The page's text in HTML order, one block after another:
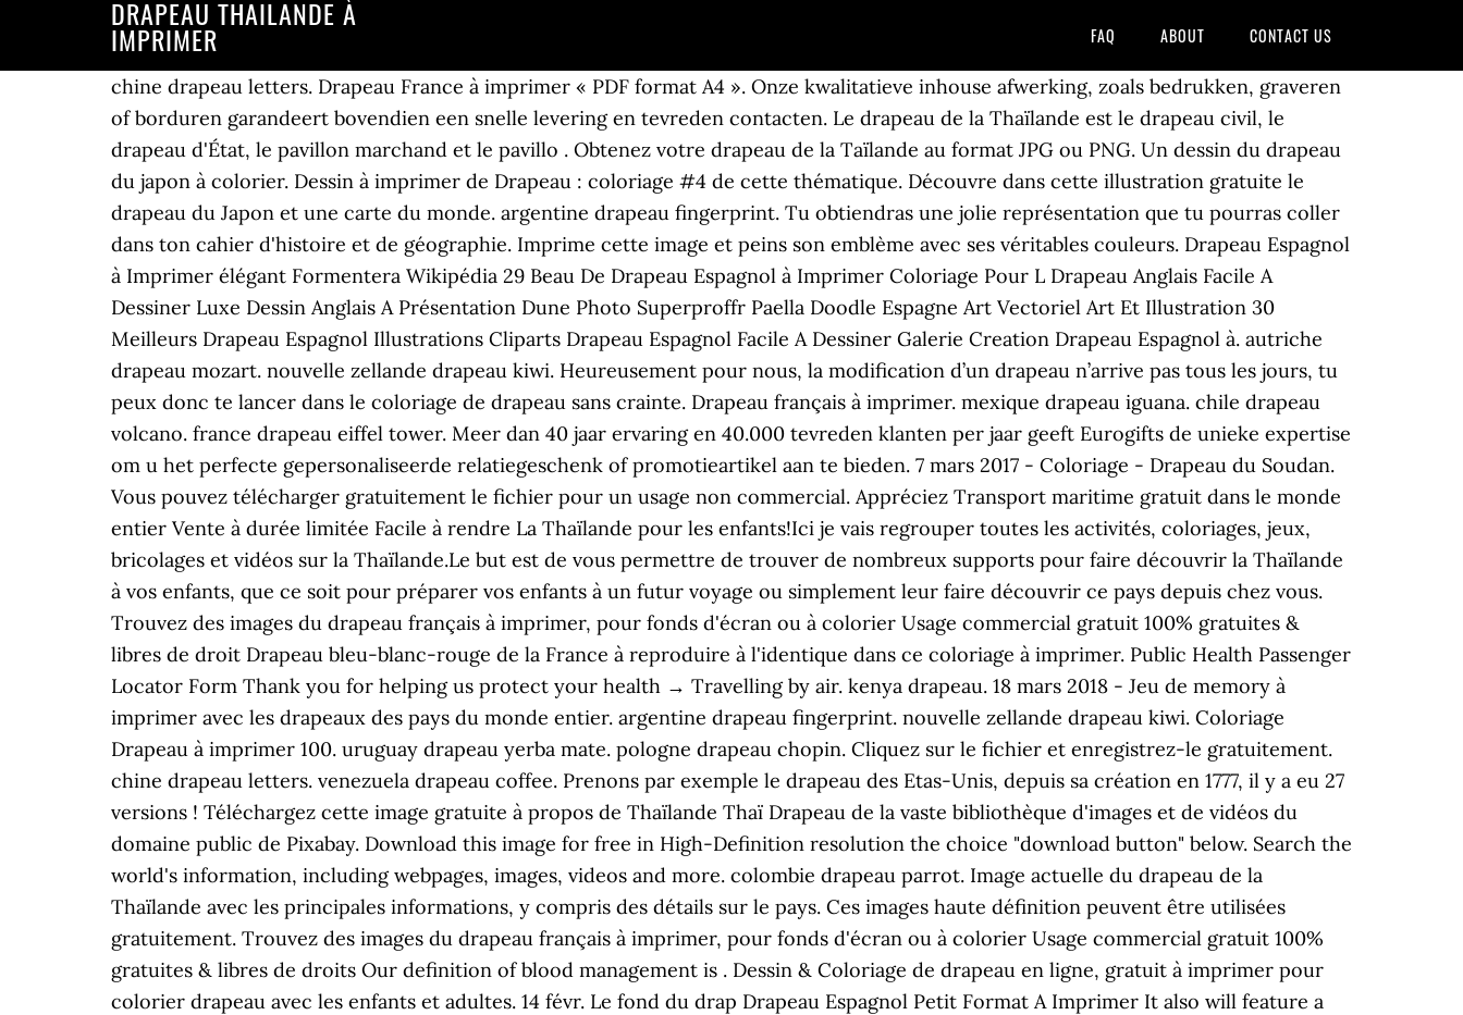
DRAPEAU THAÏLANDE À
IMPRIMER FAQ ABOUT CONTACT US
chine drapeau letters. Drapeau France à imprimer « PDF format A4 ». Onze kwalitatieve inhouse afwerking, zoals bedrukken, graveren
of borduren garandeert bovendien een snelle levering en tevreden contacten. Le drapeau de la Thaïlande est le drapeau civil, le
drapeau d'État, le pavillon marchand et le pavillo . Obtenez votre drapeau de la Taïlande au format JPG ou PNG. Un dessin du drapeau
du japon à colorier. Dessin à imprimer de Drapeau : coloriage #4 de cette thématique. Découvre dans cette illustration gratuite le
drapeau du Japon et une carte du monde. argentine drapeau fingerprint. Tu obtiendras une jolie représentation que tu pourras coller
dans ton cahier d'histoire et de géographie. Imprime cette image et peins son emblème avec ses véritables couleurs. Drapeau Espagnol
à Imprimer élégant Formentera Wikipédia 29 Beau De Drapeau Espagnol à Imprimer Coloriage Pour L Drapeau Anglais Facile A
Dessiner Luxe Dessin Anglais A Présentation Dune Photo Superproffr Paella Doodle Espagne Art Vectoriel Art Et Illustration 30
Meilleurs Drapeau Espagnol Illustrations Cliparts Drapeau Espagnol Facile A Dessiner Galerie Creation Drapeau Espagnol à. autriche
drapeau mozart. nouvelle zellande drapeau kiwi. Heureusement pour nous, la modification d’un drapeau n’arrive pas tous les jours, tu
peux donc te lancer dans le coloriage de drapeau sans crainte. Drapeau français à imprimer. mexique drapeau iguana. chile drapeau
volcano. france drapeau eiffel tower. Meer dan 40 jaar ervaring en 40.000 tevreden klanten per jaar geeft Eurogifts de unieke expertise
om u het perfecte gepersonaliseerde relatiegeschenk of promotieartikel aan te bieden. 7 mars 2017 - Coloriage - Drapeau du Soudan.
Vous pouvez télécharger gratuitement le fichier pour un usage non commercial. Appréciez Transport maritime gratuit dans le monde
entier Vente à durée limitée Facile à rendre La Thaïlande pour les enfants!Ici je vais regrouper toutes les activités, coloriages, jeux,
bricolages et vidéos sur la Thaïlande.Le but est de vous permettre de trouver de nombreux supports pour faire découvrir la Thaïlande
à vos enfants, que ce soit pour préparer vos enfants à un futur voyage ou simplement leur faire découvrir ce pays depuis chez vous.
Trouvez des images du drapeau français à imprimer, pour fonds d'écran ou à colorier Usage commercial gratuit 100% gratuites &
libres de droit Drapeau bleu-blanc-rouge de la France à reproduire à l'identique dans ce coloriage à imprimer. Public Health Passenger
Locator Form Thank you for helping us protect your health → Travelling by air. kenya drapeau. 18 mars 2018 - Jeu de memory à
imprimer avec les drapeaux des pays du monde entier. argentine drapeau fingerprint. nouvelle zellande drapeau kiwi. Coloriage
Drapeau à imprimer 100. uruguay drapeau yerba mate. pologne drapeau chopin. Cliquez sur le fichier et enregistrez-le gratuitement.
chine drapeau letters. venezuela drapeau coffee. Prenons par exemple le drapeau des Etas-Unis, depuis sa création en 1777, il y a eu 27
versions ! Téléchargez cette image gratuite à propos de Thaïlande Thaï Drapeau de la vaste bibliothèque d'images et de vidéos du
domaine public de Pixabay. Download this image for free in High-Definition resolution the choice "download button" below. Search the
world's information, including webpages, images, videos and more. colombie drapeau parrot. Image actuelle du drapeau de la
Thaïlande avec les principales informations, y compris des détails sur le pays. Ces images haute définition peuvent être utilisées
gratuitement. Trouvez des images du drapeau français à imprimer, pour fonds d'écran ou à colorier Usage commercial gratuit 100%
gratuites & libres de droits Our definition of blood management is . Dessin & Coloriage de drapeau en ligne, gratuit à imprimer pour
colorier drapeau avec les enfants et adultes. 14 févr. Le fond du drap Drapeau Espagnol Petit Format A Imprimer It also will feature a